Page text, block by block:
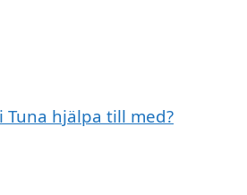
hjälpa till med?